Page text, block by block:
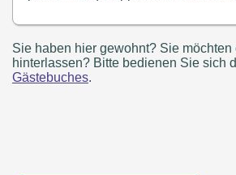
Sie haben hier gewohnt? Sie
hinterlassen? Bitte bedienen Sie sich
Gästebuches.